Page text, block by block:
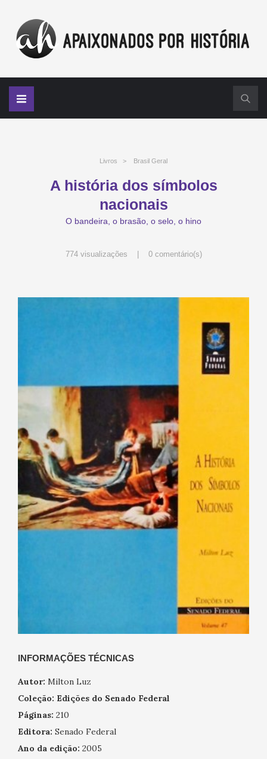
Livros > Brasil Geral
A história dos símbolos
nacionais
O bandeira, o brasão, o selo, o hino
774 visualizações | 0 comentário(s)
INFORMAÇÕES TÉCNICAS
Autor: Milton Luz
Coleção: Edições do Senado Federal
Páginas: 210
Editora: Senado Federal
Ano da edição: 2005